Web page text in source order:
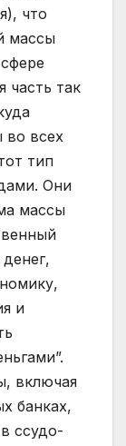
что
массы
часть так
во всех
тип
Они
массы
и
включая
банках,
ссудо-